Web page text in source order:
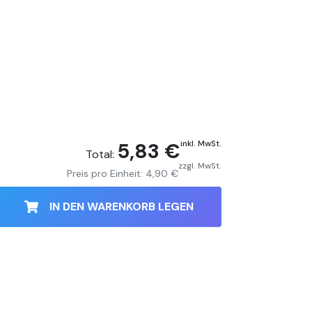
Total: 5,83 €inkl. MwSt.
Preis pro Einheit: 4,90 €
zzgl. MwSt.
IN DEN WARENKORB LEGEN